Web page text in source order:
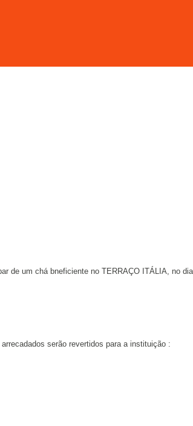
de um chá bneficiente no TERRAÇO ITÁLIA, no dia
serão revertidos para a instituição :